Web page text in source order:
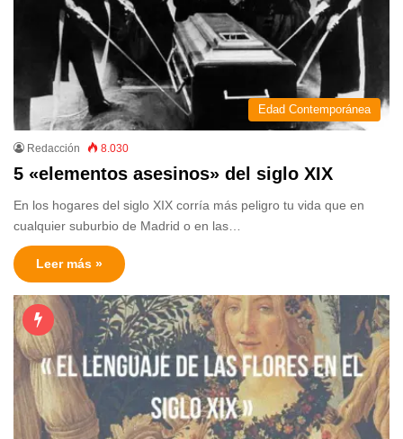
Edad Contemporánea
Redacción 8.030
5 «elementos asesinos» del siglo XIX
En los hogares del siglo XIX corría más peligro tu vida que en
cualquier suburbio de Madrid o en las…
Leer más »